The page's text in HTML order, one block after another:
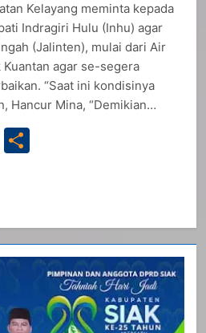
Kelayang meminta kepada
Indragiri Hulu (Inhu) agar
(Jalinten), mulai dari Air
agar se-segera
“Saat ini kondisinya
Hancur Mina, “Demikian…
Copy